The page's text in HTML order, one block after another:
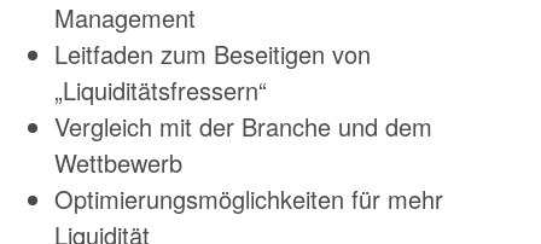
Management
Leitfaden zum Beseitigen von
„Liquiditätsfressern“
Vergleich mit der Branche und dem
Wettbewerb
Optimierungsmöglichkeiten für mehr
Liquidität